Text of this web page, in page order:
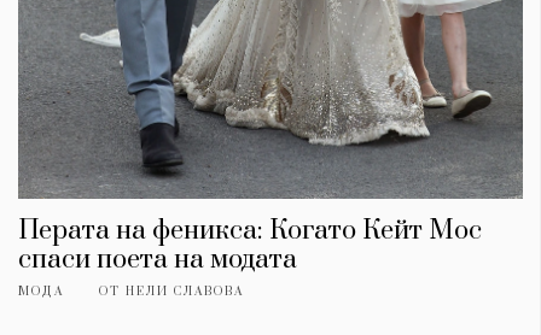
Перата на феникса: Когато Кейт Мос
спаси поета на модата
МОДА ОТ НЕЛИ СЛАВОВА